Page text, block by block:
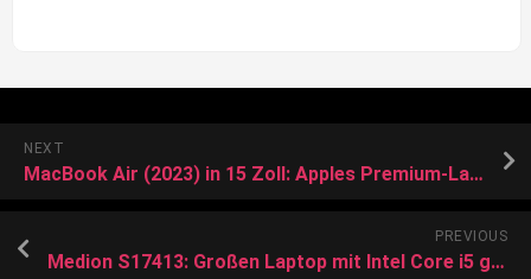
NEXT
MacBook Air (2023) in 15 Zoll: Apples Premium-Laptop ist hier besonders preiswert
PREVIOUS
Medion S17413: Großen Laptop mit Intel Core i5 gibt es in Kürze bei Aldi günstig